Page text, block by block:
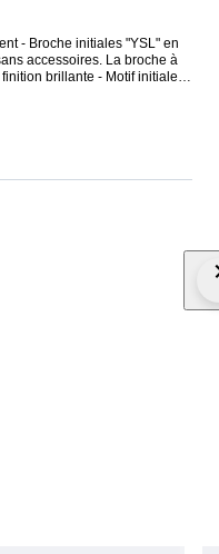
brillante - Motif initiales
2.5 cm - Fermoir en métal
est